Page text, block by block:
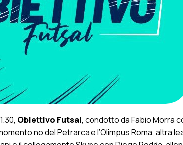
Obiettivo Futsal, condotto da Fabio Morra
no del Petrarca e l’Olimpus Roma, altra